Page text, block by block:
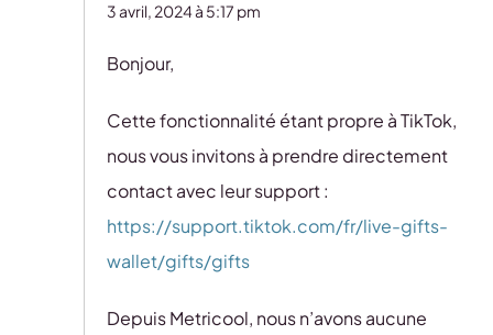
3 avril, 2024 à 5:17 pm
Bonjour,
Cette fonctionnalité étant propre à TikTok,
nous vous invitons à prendre directement
contact avec leur support :
https://support.tiktok.com/fr/live-gifts-
wallet/gifts/gifts
Depuis Metricool, nous n’avons aucune